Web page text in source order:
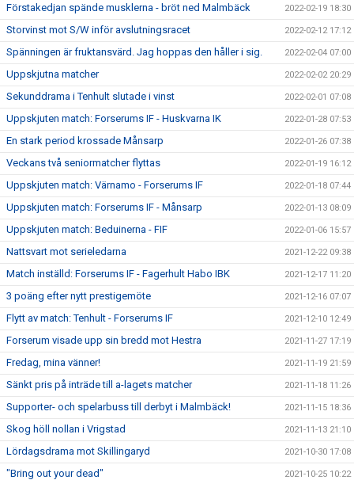
Förstakedjan spände musklerna - bröt ned Malmbäck 2022-02-19 18:30
Storvinst mot S/W inför avslutningsracet 2022-02-12 17:12
Spänningen är fruktansvärd. Jag hoppas den håller i sig. 2022-02-04 07:00
Uppskjutna matcher 2022-02-02 20:29
Sekunddrama i Tenhult slutade i vinst 2022-02-01 07:08
Uppskjuten match: Forserums IF - Huskvarna IK 2022-01-28 07:53
En stark period krossade Månsarp 2022-01-26 07:38
Veckans två seniormatcher flyttas 2022-01-19 16:12
Uppskjuten match: Värnamo - Forserums IF 2022-01-18 07:44
Uppskjuten match: Forserums IF - Månsarp 2022-01-13 08:09
Uppskjuten match: Beduinerna - FIF 2022-01-06 15:57
Nattsvart mot serieledarna 2021-12-22 09:38
Match inställd: Forserums IF - Fagerhult Habo IBK 2021-12-17 11:20
3 poäng efter nytt prestigemöte 2021-12-16 07:07
Flytt av match: Tenhult - Forserums IF 2021-12-10 12:49
Forserum visade upp sin bredd mot Hestra 2021-11-27 17:19
Fredag, mina vänner! 2021-11-19 21:59
Sänkt pris på inträde till a-lagets matcher 2021-11-18 11:26
Supporter- och spelarbuss till derbyt i Malmbäck! 2021-11-15 18:36
Skog höll nollan i Vrigstad 2021-11-13 21:10
Lördagsdrama mot Skillingaryd 2021-10-30 17:08
"Bring out your dead" 2021-10-25 10:22